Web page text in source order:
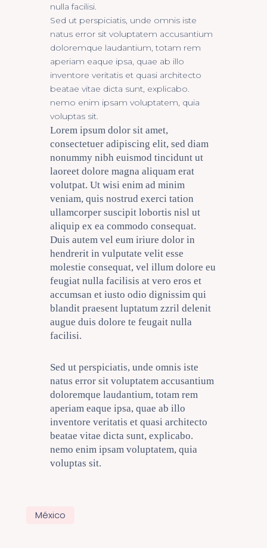
nulla facilisi.
Sed ut perspiciatis, unde omnis iste
natus error sit voluptatem accusantium
doloremque laudantium, totam rem
aperiam eaque ipsa, quae ab illo
inventore veritatis et quasi architecto
beatae vitae dicta sunt, explicabo.
nemo enim ipsam voluptatem, quia
voluptas sit.
Lorem ipsum dolor sit amet,
consectetuer adipiscing elit, sed diam
nonummy nibh euismod tincidunt ut
laoreet dolore magna aliquam erat
volutpat. Ut wisi enim ad minim
veniam, quis nostrud exerci tation
ullamcorper suscipit lobortis nisl ut
aliquip ex ea commodo consequat.
Duis autem vel eum iriure dolor in
hendrerit in vulputate velit esse
molestie consequat, vel illum dolore eu
feugiat nulla facilisis at vero eros et
accumsan et iusto odio dignissim qui
blandit praesent luptatum zzril delenit
augue duis dolore te feugait nulla
facilisi.
Sed ut perspiciatis, unde omnis iste
natus error sit voluptatem accusantium
doloremque laudantium, totam rem
aperiam eaque ipsa, quae ab illo
inventore veritatis et quasi architecto
beatae vitae dicta sunt, explicabo.
nemo enim ipsam voluptatem, quia
voluptas sit.
México